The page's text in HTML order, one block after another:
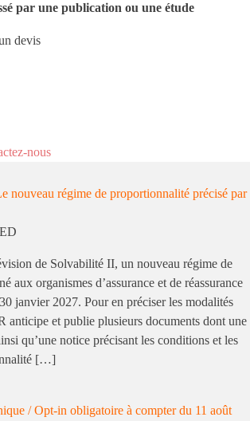
par une publication ou une étude
devis
nous
régime de proportionnalité précisé par
de Solvabilité II, un nouveau régime de
aux organismes d’assurance et de réassurance
janvier 2027. Pour en préciser les modalités
anticipe et publie plusieurs documents dont une
qu’une notice précisant les conditions et les
[…]
/ Opt-in obligatoire à compter du 11 août